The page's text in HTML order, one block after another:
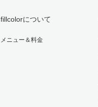
fillcolorについて
メニュー＆料金